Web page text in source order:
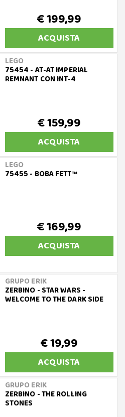
€ 199,99
ACQUISTA
LEGO
75454 - AT-AT IMPERIAL
REMNANT CON INT-4
€ 159,99
ACQUISTA
LEGO
75455 - BOBA FETT™
€ 169,99
ACQUISTA
GRUPO ERIK
ZERBINO - STAR WARS -
WELCOME TO THE DARK SIDE
€ 19,99
ACQUISTA
GRUPO ERIK
ZERBINO - THE ROLLING
STONES